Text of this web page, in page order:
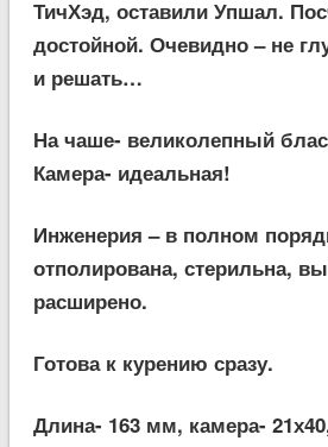
ТичХэд, оставили Упшал.
достойной. Очевидно – не
и решать…
На чаше- великолепный
Камера- идеальная!
Инженерия – в полном
отполирована, стерильна,
расширено.
Готова к курению сразу.
Длина- 163 мм, камера-